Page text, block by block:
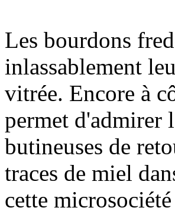
Les bourdons
inlassablement
vitrée. Encore à
permet d'admirer
butineuses de
traces de miel
cette